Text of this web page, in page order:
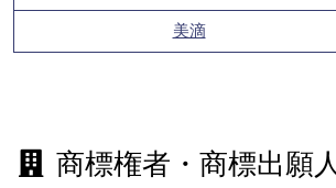
美滴
商標権者・商標出願人